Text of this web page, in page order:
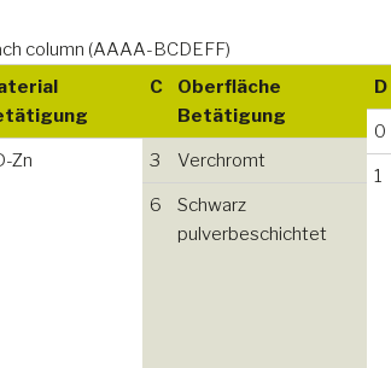
column (AAAA-BCDEFF)
Zn
C
Oberfläche
Betätigung
3 Verchromt
6
Schwarz
pulverbeschichtet
D
0
1